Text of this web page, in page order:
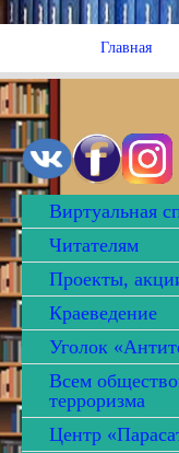
Главная
Виртуальная
Читателям
Проекты,
Краеведение
Уголок
Всем
терроризма
Центр